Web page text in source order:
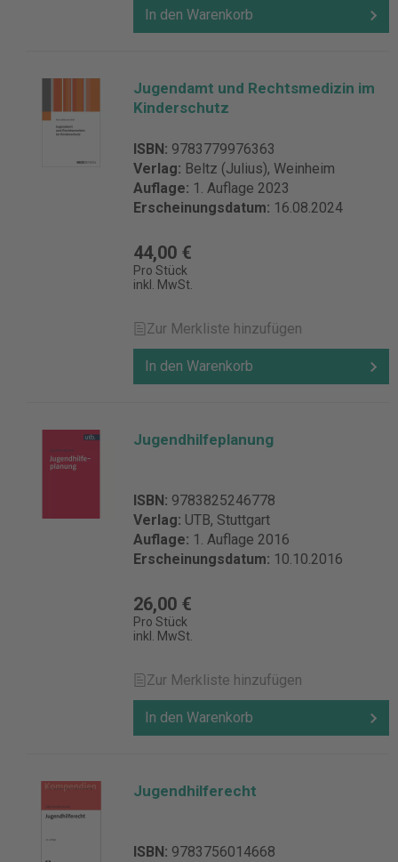
In den Warenkorb
Jugendamt und Rechtsmedizin im
Kinderschutz
ISBN: 9783779976363
Verlag: Beltz (Julius), Weinheim
Auflage: 1. Auflage 2023
Erscheinungsdatum: 16.08.2024
44,00 €
Pro Stück
inkl. MwSt.
Zur Merkliste hinzufügen
In den Warenkorb
Jugendhilfeplanung
ISBN: 9783825246778
Verlag: UTB, Stuttgart
Auflage: 1. Auflage 2016
Erscheinungsdatum: 10.10.2016
26,00 €
Pro Stück
inkl. MwSt.
Zur Merkliste hinzufügen
In den Warenkorb
Jugendhilferecht
ISBN: 9783756014668